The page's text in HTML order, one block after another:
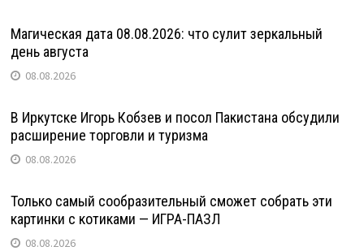
Магическая дата 08.08.2026: что сулит зеркальный
день августа
08.08.2026
В Иркутске Игорь Кобзев и посол Пакистана обсудили
расширение торговли и туризма
08.08.2026
Только самый сообразительный сможет собрать эти
картинки с котиками — ИГРА-ПАЗЛ
08.08.2026